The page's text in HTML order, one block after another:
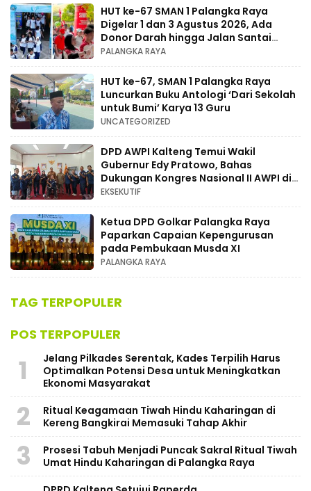
HUT ke-67 SMAN 1 Palangka Raya
Digelar 1 dan 3 Agustus 2026, Ada
Donor Darah hingga Jalan Santai
Berhadiah Doorprize
PALANGKA RAYA
HUT ke-67, SMAN 1 Palangka Raya
Luncurkan Buku Antologi ‘Dari Sekolah
untuk Bumi’ Karya 13 Guru
UNCATEGORIZED
DPD AWPI Kalteng Temui Wakil
Gubernur Edy Pratowo, Bahas
Dukungan Kongres Nasional II AWPI di
Kalimantan Tengah
EKSEKUTIF
Ketua DPD Golkar Palangka Raya
Paparkan Capaian Kepengurusan
pada Pembukaan Musda XI
PALANGKA RAYA
TAG TERPOPULER
POS TERPOPULER
1
Jelang Pilkades Serentak, Kades Terpilih Harus
Optimalkan Potensi Desa untuk Meningkatkan
Ekonomi Masyarakat
2
Ritual Keagamaan Tiwah Hindu Kaharingan di
Kereng Bangkirai Memasuki Tahap Akhir
3
Prosesi Tabuh Menjadi Puncak Sakral Ritual Tiwah
Umat Hindu Kaharingan di Palangka Raya